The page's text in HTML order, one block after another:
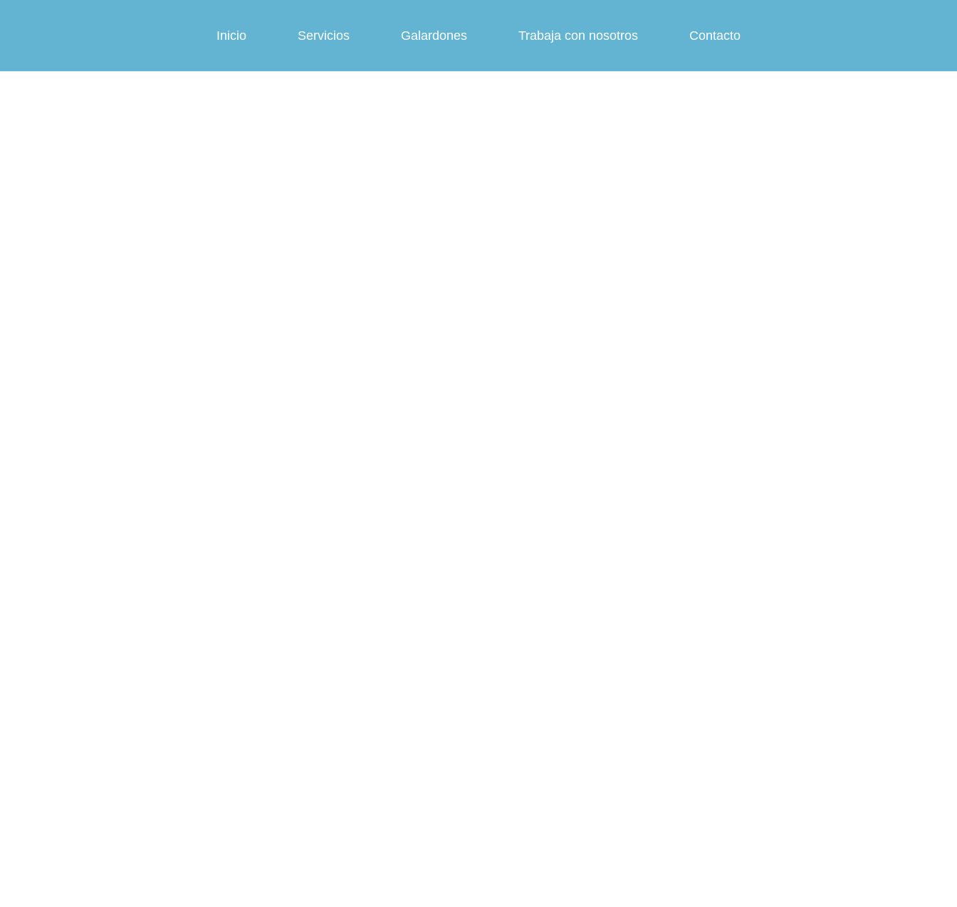
Inicio Servicios Galardones Trabaja con nosotros Contacto